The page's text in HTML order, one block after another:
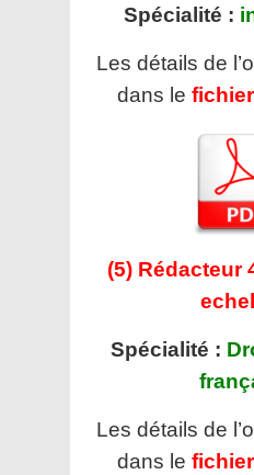
Spécialité :
Les détails de
dans le fichier
(5) Rédacteur
Spécialité :
Les détails de
dans le fichier